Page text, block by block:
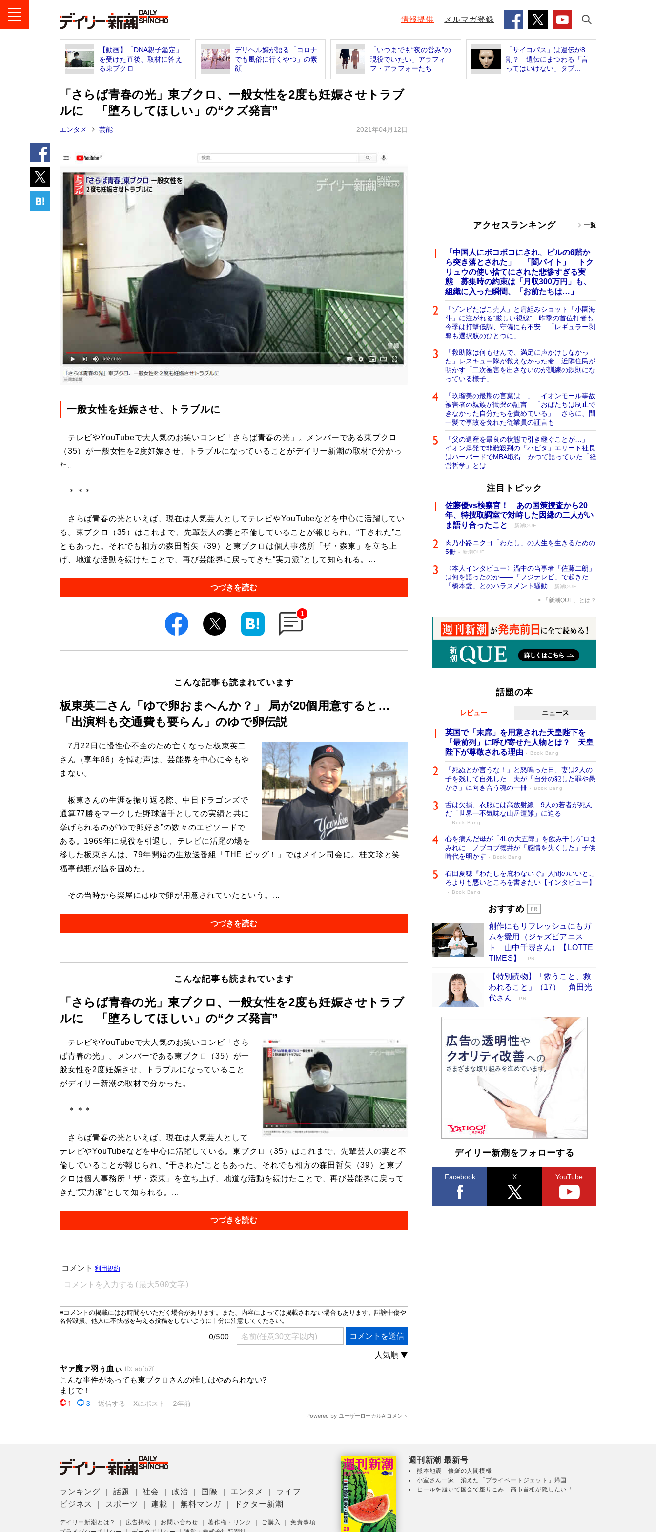
情報提供 メルマガ登録
【動画】「DNA親子鑑定」
を受けた直後、取材に答え
る東ブクロ
デリヘル嬢が語る「コロナ
でも風俗に行くやつ」の素
顔
「いつまでも“夜の営み”の
現役でいたい」アラフィ
フ・アラフォーたち
「サイコパス」は遺伝が8
割？ 遺伝にまつわる「言
ってはいけない」タブ...
「さらば青春の光」東ブクロ、一般女性を2度も妊娠させトラブ
ルに 「堕ろしてほしい」の“クズ発言”
エンタメ 芸能 2021年04月12日
一般女性を妊娠させ、トラブルに
テレビやYouTubeで大人気のお笑いコンビ「さらば青春の光」。メンバーである東ブクロ
（35）が一般女性を2度妊娠させ、トラブルになっていることがデイリー新潮の取材で分かっ
た。
＊＊＊
さらば青春の光といえば、現在は人気芸人としてテレビやYouTubeなどを中心に活躍してい
る。東ブクロ（35）はこれまで、先輩芸人の妻と不倫していることが報じられ、“干された”こ
ともあった。それでも相方の森田哲矢（39）と東ブクロは個人事務所「ザ・森東」を立ち上
げ、地道な活動を続けたことで、再び芸能界に戻ってきた“実力派”として知られる。...
つづきを読む
1
こんな記事も読まれています
板東英二さん「ゆで卵おまへんか？」 局が20個用意すると…
「出演料も交通費も要らん」のゆで卵伝説
7月22日に慢性心不全のため亡くなった板東英二
さん（享年86）を悼む声は、芸能界を中心に今もや
まない。
板東さんの生涯を振り返る際、中日ドラゴンズで
通算77勝をマークした野球選手としての実績と共に
挙げられるのが“ゆで卵好き”の数々のエピソードで
ある。1969年に現役を引退し、テレビに活躍の場を
移した板東さんは、79年開始の生放送番組「THE ビッグ！」ではメイン司会に。桂文珍と笑
福亭鶴瓶が脇を固めた。
その当時から楽屋にはゆで卵が用意されていたという。...
つづきを読む
こんな記事も読まれています
「さらば青春の光」東ブクロ、一般女性を2度も妊娠させトラブ
ルに 「堕ろしてほしい」の“クズ発言”
テレビやYouTubeで大人気のお笑いコンビ「さら
ば青春の光」。メンバーである東ブクロ（35）が一
般女性を2度妊娠させ、トラブルになっていること
がデイリー新潮の取材で分かった。
＊＊＊
さらば青春の光といえば、現在は人気芸人として
テレビやYouTubeなどを中心に活躍している。東ブクロ（35）はこれまで、先輩芸人の妻と不
倫していることが報じられ、“干された”こともあった。それでも相方の森田哲矢（39）と東ブ
クロは個人事務所「ザ・森東」を立ち上げ、地道な活動を続けたことで、再び芸能界に戻って
きた“実力派”として知られる。...
つづきを読む
アクセスランキング 一覧
「中国人にボコボコにされ、ビルの6階か
ら突き落とされた」 「闇バイト」 トク
リュウの使い捨てにされた悲惨すぎる実
態 募集時の約束は「月収300万円」も、
組織に入った瞬間、「お前たちは…」
「ゾンビたばこ売人」と肩組みショット「小園海
斗」に注がれる“厳しい視線” 昨季の首位打者も
今季は打撃低調、守備にも不安 「レギュラー剥
奪も選択肢のひとつに」
「救助隊は何もせんで、満足に声かけしなかっ
た」レスキュー隊が救えなかった命 近隣住民が
明かす「二次被害を出さないのが訓練の鉄則にな
っている様子」
「玖瑠美の最期の言葉は…」 イオンモール事故
被害者の親族が慟哭の証言 「おばたちは制止で
きなかった自分たちを責めている」 さらに、間
一髪で事故を免れた従業員の証言も
「父の遺産を最良の状態で引き継ぐことが…」
イオン爆発で非難殺到の「ハビタ」エリート社長
はハーバードでMBA取得 かつて語っていた「経
営哲学」とは
注目トピック
佐藤優vs検察官！ あの国策捜査から20
年、特捜取調室で対峙した因縁の二人がい
ま語り合ったこと
新潮QUE
肉乃小路ニクヨ「わたし」の人生を生きるための
5冊
新潮QUE
〈本人インタビュー〉渦中の当事者「佐藤二朗」
は何を語ったのか――「フジテレビ」で起きた
「橋本愛」とのハラスメント騒動
新潮QUE
「新潮QUE」とは？
話題の本
レビュー ニュース
英国で「末席」を用意された天皇陛下を
「最前列」に呼び寄せた人物とは？ 天皇
陛下が尊敬される理由
Book Bang
「死ぬとか言うな！」と怒鳴った日、妻は2人の
子を残して自死した…夫が「自分の犯した罪や愚
かさ」に向き合う魂の一冊
Book Bang
舌は欠損、衣服には高放射線…9人の若者が死ん
だ「世界一不気味な山岳遭難」に迫る
Book Bang
心を病んだ母が「4Lの大五郎」を飲み干しゲロま
みれに…ノブコブ徳井が「感情を失くした」子供
時代を明かす
Book Bang
石田夏穂『わたしを庇わないで』人間のいいとこ
ろよりも悪いところを書きたい【インタビュー】
Book Bang
73歳でも働くしかない 「老後レス時代」
「なんで？ そんな馬鹿な……」90歳になった作
家・阿刀田高さんが、ひとり暮らしの生活を明か
す
Book Bang
グに『容疑者Xの献身』『白夜行』など代表作が
並ぶ［文庫ベストセラー］
Book Bang
和田秀樹の70代、80代向け新書がベスト3を独
「『火垂るの墓』は、大嘘である」原作者が抱き
続けた“自責の念”とは…「自己憐憫は描きたくな
い」監督が徹底的にこだわったこと（後編） #
戦争の記憶
Book Bang
おすすめ
創作にもリフレッシュにもガ
ムを愛用（ジャズピアニス
ト 山中千尋さん）【LOTTE
TIMES】
PR
【特別読物】「救うこと、救
われること」（17） 角田光
代さん
PR
デイリー新潮をフォローする
Facebook X YouTube
ランキング ｜話題 ｜社会 ｜政治 国際 エンタメ
ライフ
ビジネス
スポーツ ｜連載 ｜無料マンガ ドクター新潮
デイリー新潮とは？ 広告掲載 お問い合わせ ｜著作権・リンク ご購入 ｜免責事項
週刊新潮 最新号
熊本地震 修羅の人間模様
小室さん一家 消えた「プライベートジェット」帰国
ヒールを履いて国会で座りこみ 高市首相が隠したい「...